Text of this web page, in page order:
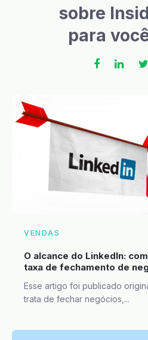
sobre
para
VENDAS
O alcance do LinkedIn:
taxa de fechamento de
Esse artigo foi publicado
trata de fechar negócios,...